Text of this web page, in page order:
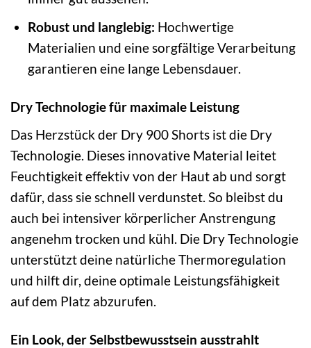
Robust und langlebig: Hochwertige
Materialien und eine sorgfältige Verarbeitung
garantieren eine lange Lebensdauer.
Dry Technologie für maximale Leistung
Das Herzstück der Dry 900 Shorts ist die Dry
Technologie. Dieses innovative Material leitet
Feuchtigkeit effektiv von der Haut ab und sorgt
dafür, dass sie schnell verdunstet. So bleibst du
auch bei intensiver körperlicher Anstrengung
angenehm trocken und kühl. Die Dry Technologie
unterstützt deine natürliche Thermoregulation
und hilft dir, deine optimale Leistungsfähigkeit
auf dem Platz abzurufen.
Ein Look, der Selbstbewusstsein ausstrahlt